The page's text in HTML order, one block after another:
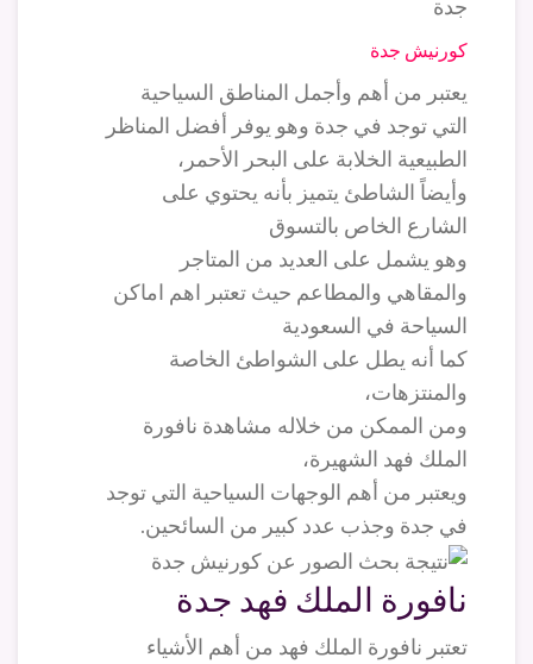
كورنيش جدة
يعتبر من أهم وأجمل المناطق السياحية
التي توجد في جدة وهو يوفر أفضل المناظر
الطبيعية الخلابة على البحر الأحمر،
وأيضاً الشاطئ يتميز بأنه يحتوي على
الشارع الخاص بالتسوق
وهو يشمل على العديد من المتاجر
والمقاهي والمطاعم حيث تعتبر اهم اماكن
السياحة في السعودية
كما أنه يطل على الشواطئ الخاصة
والمنتزهات،
ومن الممكن من خلاله مشاهدة نافورة
الملك فهد الشهيرة،
ويعتبر من أهم الوجهات السياحية التي توجد
في جدة وجذب عدد كبير من السائحين.
نافورة الملك فهد جدة
تعتبر نافورة الملك فهد من أهم الأشياء